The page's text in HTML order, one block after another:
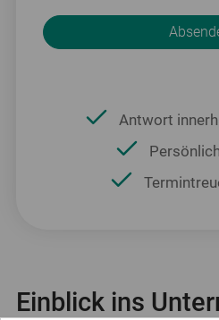
Bitte nicht ausfüllen.
Antwort
Einblick ins